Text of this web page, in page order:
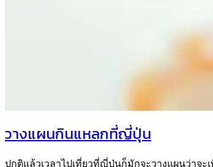
วางแผนกินแหลกที่ญี่ปุ่น
ปกติแล้วเวลาไปเที่ยวที่ญี่ปุ่นก็มักจะวางแผนว่าจะ